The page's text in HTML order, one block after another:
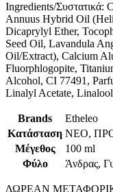
Ingredients/Συστατικά:
Annuus Hybrid Oil
Dicaprylyl Ether,
Seed Oil, Lavandula
Oil/Extract), Calcium
Fluorphlogopite,
Alcohol, CI 77491,
Linalyl Acetate,
Brands
Etheleo
Κατάσταση ΝΕΟ,
Μέγεθος
100 ml
Φύλο
Άνδρας,
ΔΩΡΕΑΝ ΜΕΤΑΦΟΡΙΚΑ